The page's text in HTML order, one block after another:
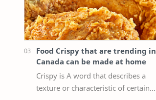
Food Crispy that are trending in
Canada can be made at home
Crispy is A word that describes a
texture or characteristic of certain